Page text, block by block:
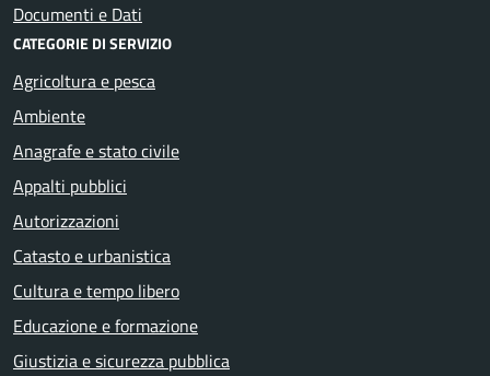
Documenti e Dati
CATEGORIE DI SERVIZIO
Agricoltura e pesca
Ambiente
Anagrafe e stato civile
Appalti pubblici
Autorizzazioni
Catasto e urbanistica
Cultura e tempo libero
Educazione e formazione
Giustizia e sicurezza pubblica